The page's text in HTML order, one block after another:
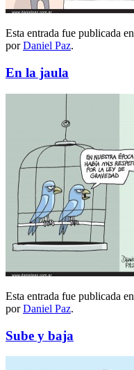
Esta entrada fue publicada en
porDaniel Paz.
En la jaula
Esta entrada fue publicada en
porDaniel Paz.
Sube y baja